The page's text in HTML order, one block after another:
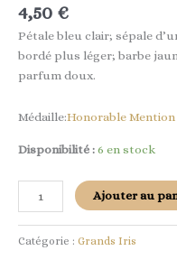
4,50 €
Pétale bleu clair; sépale
bordé plus léger; barbe
parfum doux.
Médaille:Honorable Mention
Disponibilité : 6 en stock
Ajouter au
Catégorie : Grands Iris